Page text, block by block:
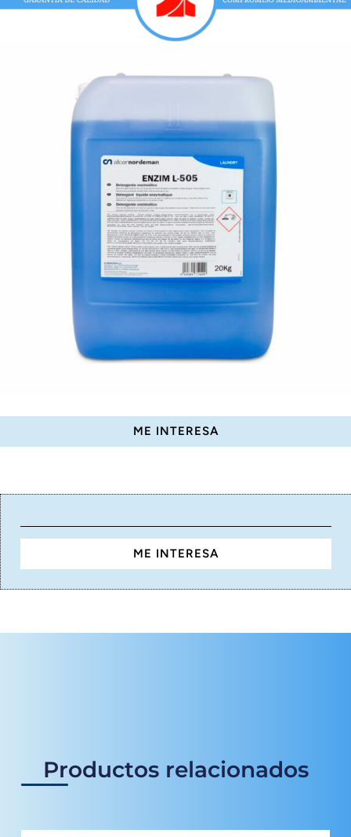
ME INTERESA
ME INTERESA
Productos relacionados